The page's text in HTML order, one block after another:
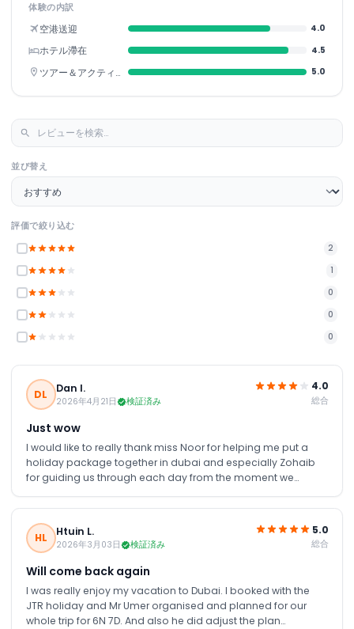
体験の内訳
空港送迎 4.0
ホテル滯在 4.5
ツアー＆アクティビティ 5.0
並び替え
評価で絞り込む
2
1
0
0
0
DL Dan l.
2026年4月21日 検証済み
4.0
総合
Just wow
I would like to really thank miss Noor for helping me put a
holiday package together in dubai and especially Zohaib
for guiding us through each day from the moment we
on trips and timings to transfer, when ever I contacted him
any time of the day I had a reply within minutes. This made
our experience truly amazing, we were a bit spectical on
using this company as we have never heard of them or used
them before, but I will be recommending them to family and
friends as we experienced a great holiday with them, I would
definitely be using jtr again if we return to dubai. Thankyou.
HL Htuin L.
2026年3月03日 検証済み
5.0
総合
Will come back again
I was really enjoy my vacation to Dubai. I booked with the
JTR holiday and Mr Umer organised and planned for our
whole trip for 6N 7D. And also he did adjust the plan